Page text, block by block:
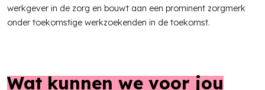
werkgever in de zorg en bouwt aan een prominent zorgmerk
onder toekomstige werkzoekenden in de toekomst.
Wat kunnen wevoor jou